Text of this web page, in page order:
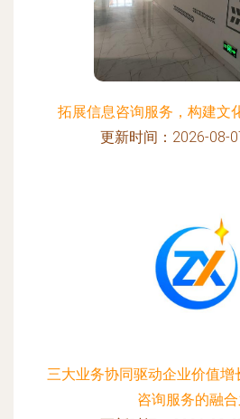
拓展信息咨询服务，构建文
更新时间：2026-08-
三大业务协同驱动企业价值
咨询服务的融